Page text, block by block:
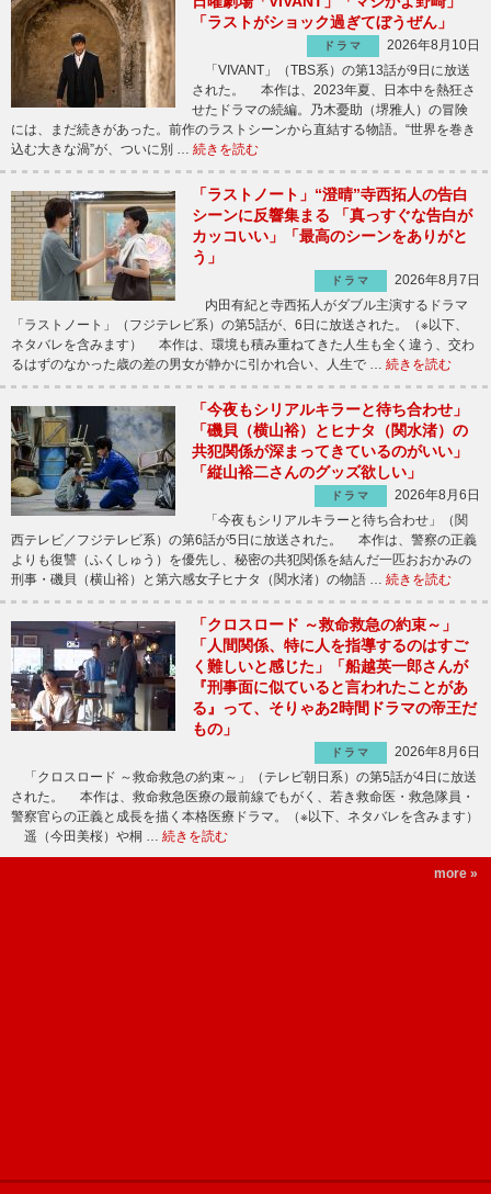
「ラストがショック過ぎてぼうぜん」
ドラマ
2026年8月10日
「VIVANT」（TBS系）の第13話が9日に放送
された。 本作は、2023年夏、日本中を熱狂さ
せたドラマの続編。乃木憂助（堺雅人）の冒険
には、まだ続きがあった。前作のラストシーンから直結する物語。“世界を巻き
込む大きな渦”が、ついに別 … 続きを読む
「ラストノート」“澄晴”寺西拓人の告白
シーンに反響集まる 「真っすぐな告白が
カッコいい」「最高のシーンをありがと
う」
ドラマ
2026年8月7日
内田有紀と寺西拓人がダブル主演するドラマ
「ラストノート」（フジテレビ系）の第5話が、6日に放送された。（※以下、
ネタバレを含みます） 本作は、環境も積み重ねてきた人生も全く違う、交わ
るはずのなかった歳の差の男女が静かに引かれ合い、人生で … 続きを読む
「今夜もシリアルキラーと待ち合わせ」
「磯貝（横山裕）とヒナタ（関水渚）の
共犯関係が深まってきているのがいい」
「縦山裕二さんのグッズ欲しい」
ドラマ
2026年8月6日
「今夜もシリアルキラーと待ち合わせ」（関
西テレビ／フジテレビ系）の第6話が5日に放送された。 本作は、警察の正義
よりも復讐（ふくしゅう）を優先し、秘密の共犯関係を結んだ一匹おおかみの
刑事・磯貝（横山裕）と第六感女子ヒナタ（関水渚）の物語 … 続きを読む
「クロスロード ～救命救急の約束～」
「人間関係、特に人を指導するのはすご
く難しいと感じた」「船越英一郎さんが
『刑事面に似ていると言われたことがあ
る』って、そりゃあ2時間ドラマの帝王だ
もの」
ドラマ
2026年8月6日
「クロスロード ～救命救急の約束～」（テレビ朝日系）の第5話が4日に放送
された。 本作は、救命救急医療の最前線でもがく、若き救命医・救急隊員・
警察官らの正義と成長を描く本格医療ドラマ。（※以下、ネタバレを含みます）
遥（今田美桜）や桐 … 続きを読む
more »